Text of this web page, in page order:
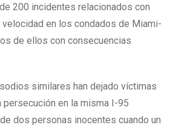
200 incidentes relacionados con
en los condados de Miami-
de ellos con consecuencias
similares han dejado víctimas
persecución en la misma I-95
dos personas inocentes cuando un